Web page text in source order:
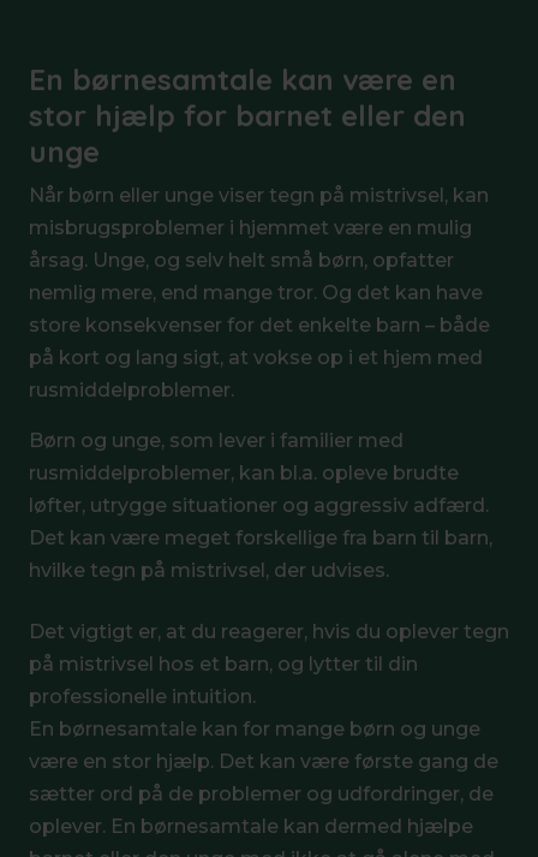
En børnesamtale kan være en
stor hjælp for barnet eller den
unge
Når børn eller unge viser tegn på mistrivsel, kan
misbrugsproblemer i hjemmet være en mulig
årsag. Unge, og selv helt små børn, opfatter
nemlig mere, end mange tror. Og det kan have
store konsekvenser for det enkelte barn – både
på kort og lang sigt, at vokse op i et hjem med
rusmiddelproblemer.
Børn og unge, som lever i familier med
rusmiddelproblemer, kan bl.a. opleve brudte
løfter, utrygge situationer og aggressiv adfærd.
Det kan være meget forskellige fra barn til barn,
hvilke tegn på mistrivsel, der udvises.
Det vigtigt er, at du reagerer, hvis du oplever tegn
på mistrivsel hos et barn, og lytter til din
professionelle intuition.
En børnesamtale kan for mange børn og unge
være en stor hjælp. Det kan være første gang de
sætter ord på de problemer og udfordringer, de
oplever. En børnesamtale kan dermed hjælpe